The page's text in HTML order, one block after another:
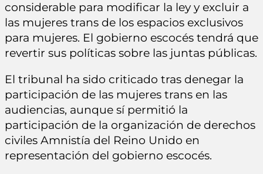
considerable para modificar la ley y excluir a
las mujeres trans de los espacios exclusivos
para mujeres. El gobierno escocés tendrá que
revertir sus políticas sobre las juntas públicas.
El tribunal ha sido criticado tras denegar la
participación de las mujeres trans en las
audiencias, aunque sí permitió la
participación de la organización de derechos
civiles Amnistía del Reino Unido en
representación del gobierno escocés.